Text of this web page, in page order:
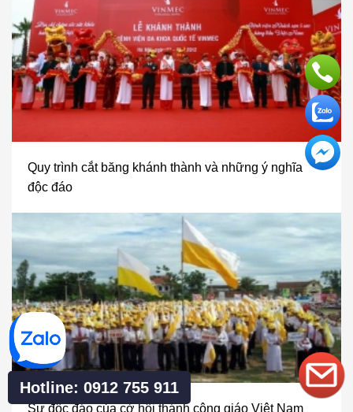
Quy trình cắt băng khánh thành và những ý nghĩa
độc đáo
Sự độc đáo của cờ hội thánh công giáo Việt Nam
Hotline: 0912 755 911